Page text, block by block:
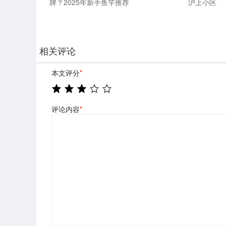
牌？2025年新手鱼竿推荐
沪上小区
相关评论
本文评分*
评论内容*